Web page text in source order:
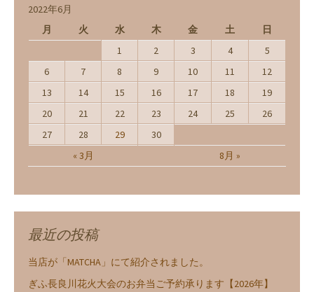
2022年6月
月
火 水 木 金 土 日
« 3月 8月 »
1 2 3 4
5
6
7 8 9 10 11
12
13
14 15 16 17 18
19
20
21 22 23 24 25
26
27
28 29 30
最近の投稿
当店が「MATCHA」にて紹介されました。
ぎふ長良川花火大会のお弁当ご予約承ります【2026年】